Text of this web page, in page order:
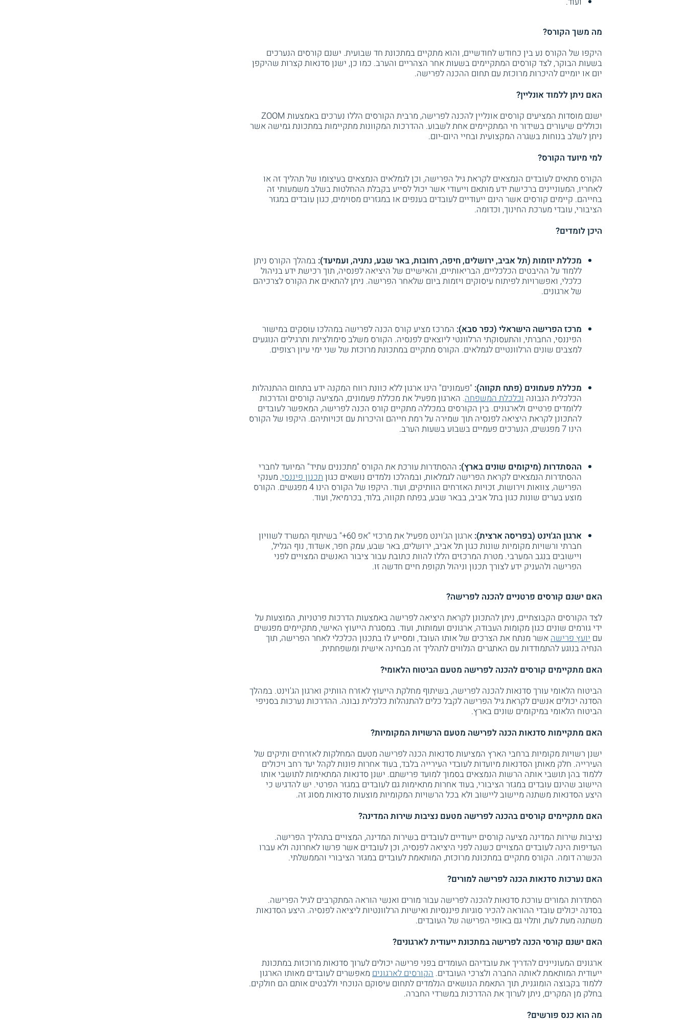
מה משך הקורס?
היקפו של הקורס נע בין כחודש לחודשיים, והוא מתקיים במתכונת חד שבועית. ישנם קורסים הנערכים
בשעות הבוקר, לצד קורסים המתקיימים בשעות אחר הצהריים והערב. כמו כן, ישנן סדנאות קצרות שהיקפן
יום או יומיים להיכרות מרוכזת עם תחום ההכנה לפרישה.
האם ניתן ללמוד אונליין?
ישנם מוסדות המציעים קורסים אונליין להכנה לפרישה, מרבית הקורסים הללו נערכים באמצעות ZOOM
וכוללים שיעורים בשידור חי המתקיימים אחת לשבוע. ההדרכות המקוונות מתקיימות במתכונת גמישה אשר
ניתן לשלב בנוחות בשגרה המקצועית ובחיי היום-יום.
למי מיועד הקורס?
הקורס מתאים לעובדים הנמצאים לקראת גיל הפרישה, וכן לגמלאים הנמצאים בעיצומו של תהליך זה או
לאחריו, המעוניינים ברכישת ידע מותאם וייעודי אשר יכול לסייע בקבלת ההחלטות בשלב משמעותי זה
בחייהם. קיימים קורסים אשר הינם ייעודיים לעובדים בענפים או במגזרים מסוימים, כגון עובדים במגזר
הציבורי, עובדי מערכת החינוך, וכדומה.
היכן לומדים?
מכללת יוזמות (תל אביב, ירושלים, חיפה, רחובות, באר שבע, נתניה, ועמיעד): במהלך הקורס ניתן
ללמוד על ההיבטים הכלכליים, הבריאותיים, והאישיים של היציאה לפנסיה, תוך רכישת ידע בניהול
כלכלי, ואפשרויות לפיתוח עיסוקים ויזמות ביום שלאחר הפרישה. ניתן להתאים את הקורס לצרכיהם
של ארגונים.
מרכז הפרישה הישראלי (כפר סבא): המרכז מציע קורס הכנה לפרישה במהלכו עוסקים במישור
הפיננסי, החברתי, והתעסוקתי הרלוונטי ליוצאים לפנסיה. הקורס משלב סימולציות ותרגילים הנוגעים
למצבים שונים הרלוונטיים לגמלאים. הקורס מתקיים במתכונת מרוכזת של שני ימי עיון רצופים.
מכללת פעמונים (פתח תקווה): "פעמונים" הינו ארגון ללא כוונת רווח המקנה ידע בתחום ההתנהלות
הכלכלית הנבונה וכלכלת המשפחה. הארגון מפעיל את מכללת פעמונים, המציעה קורסים והדרכות
ללומדים פרטיים ולארגונים. בין הקורסים במכללה מתקיים קורס הכנה לפרישה, המאפשר לעובדים
להתכונן לקראת היציאה לפנסיה תוך שמירה על רמת חייהם והיכרות עם זכויותיהם. היקפו של הקורס
הינו 7 מפגשים, הנערכים פעמיים בשבוע בשעות הערב.
ההסתדרות (מיקומים שונים בארץ): ההסתדרות עורכת את הקורס "מתכננים עתיד" המיועד לחברי
ההסתדרות הנמצאים לקראת הפרישה לגמלאות, ובמהלכו נלמדים נושאים כגוןתכנון פיננסי, מענקי
הפרישה, צוואות וירושות, זכויות האזרחים הוותיקים, ועוד. היקפו של הקורס הינו 4 מפגשים. הקורס
מוצע בערים שונות כגון בתל אביב, בבאר שבע, בפתח תקווה, בלוד, בכרמיאל, ועוד.
ארגון הג'וינט (בפריסה ארצית):
ארגון הג'וינט מפעיל את מרכזי "אפ 60+" בשיתוף המשרד לשוויון
חברתי ורשויות מקומיות שונות כגון תל אביב, ירושלים, באר שבע, עמק חפר, אשדוד, נוף הגליל,
ויישובים בנגב המערבי. מטרת המרכזים הללו להוות כתובת עבור ציבור האנשים המצויים לפני
הפרישה ולהעניק ידע לצורך תכנון וניהול תקופת חיים חדשה זו.
האם ישנם קורסים פרטניים להכנה לפרישה?
לצד הקורסים הקבוצתיים, ניתן להתכונן לקראת היציאה לפרישה באמצעות הדרכות פרטניות, המוצעות על
ידי גורמים שונים כגון מקומות העבודה, ארגונים ועמותות, ועוד. במסגרת הייעוץ האישי, מתקיימים מפגשים
עם יועץ פרישה אשר מנתח את הצרכים של אותו העובד, ומסייע לו בתכנון הכלכלי לאחר הפרישה, תוך
הנחיה בנוגע להתמודדות עם האתגרים הנלווים לתהליך זה מבחינה אישית ומשפחתית.
האם מתקיימים קורסים להכנה לפרישה מטעם הביטוח הלאומי?
הביטוח הלאומי עורך סדנאות להכנה לפרישה, בשיתוף מחלקת הייעוץ לאזרח הוותיק וארגון הג'וינט. במהלך
הסדנה יכולים אנשים לקראת גיל הפרישה לקבל כלים להתנהלות כלכלית נבונה. ההדרכות נערכות בסניפי
הביטוח הלאומי במיקומים שונים בארץ.
האם מתקיימות סדנאות הכנה לפרישה מטעם הרשויות המקומיות?
ישנן רשויות מקומיות ברחבי הארץ המציעות סדנאות הכנה לפרישה מטעם המחלקות לאזרחים ותיקים של
העירייה. חלק מאותן הסדנאות מיועדות לעובדי העירייה בלבד, בעוד אחרות פונות לקהל יעד רחב ויכולים
ללמוד בהן תושבי אותה הרשות הנמצאים בסמוך למועד פרישתם. ישנן סדנאות המתאימות לתושבי אותו
היישוב שהינם עובדים במגזר הציבורי, בעוד אחרות מתאימות גם לעובדים במגזר הפרטי. יש להדגיש כי
היצע הסדנאות משתנה מיישוב ליישוב ולא בכל הרשויות המקומיות מוצעות סדנאות מסוג זה.
האם מתקיימים קורסים בהכנה לפרישה מטעם נציבות שירות המדינה?
נציבות שירות המדינה מציעה קורסים ייעודיים לעובדים בשירות המדינה, המצויים בתהליך הפרישה.
העדיפות הינה לעובדים המצויים כשנה לפני היציאה לפנסיה, וכן לעובדים אשר פרשו לאחרונה ולא עברו
הכשרה דומה. הקורס מתקיים במתכונת מרוכזת, המותאמת לעובדים במגזר הציבורי והממשלתי.
האם נערכות סדנאות הכנה לפרישה למורים?
הסתדרות המורים עורכת סדנאות להכנה לפרישה עבור מורים ואנשי הוראה המתקרבים לגיל הפרישה.
בסדנה יכולים עובדי ההוראה להכיר סוגיות פיננסיות ואישיות הרלוונטיות ליציאה לפנסיה. היצע הסדנאות
משתנה מעת לעת, ותלוי גם באופי הפרישה של העובדים.
האם ישנם קורסי הכנה לפרישה במתכונת ייעודית לארגונים?
ארגונים המעוניינים להדריך את עובדיהם העומדים בפני פרישה יכולים לערוך סדנאות מרוכזות במתכונת
ייעודית המותאמת לאותה החברה ולצרכי העובדים. הקורסים לארגונים מאפשרים לעובדים מאותו הארגון
ללמוד בקבוצה הומוגנית, תוך התאמת הנושאים הנלמדים לתחום עיסוקם הנוכחי וללבטים אותם הם חולקים.
בחלק מן המקרים, ניתן לערוך את ההדרכות במשרדי החברה.
מה הוא כנס פורשים?